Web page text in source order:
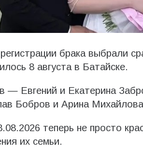
брака выбрали
8 августа в Батайске.
— Евгений и Екатерина
Бобров и Арина
теперь не просто
их семьи.